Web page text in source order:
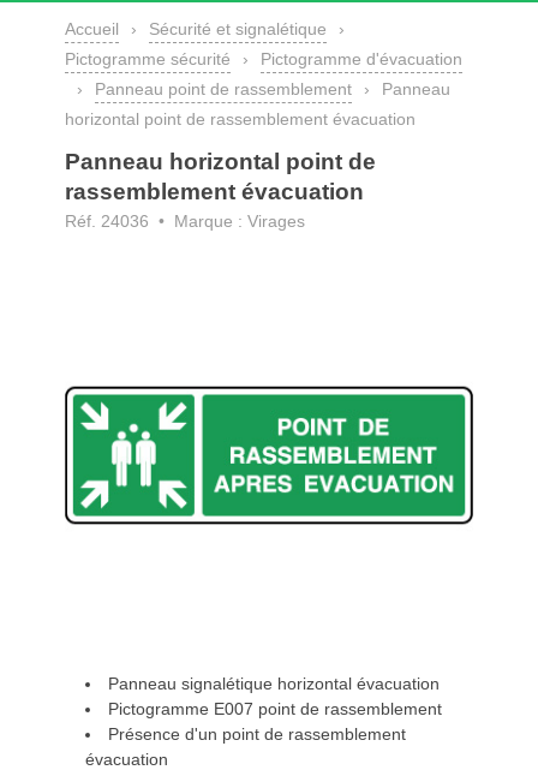
Accueil › Sécurité et signalétique
›
Pictogramme sécurité
›
Pictogramme d'évacuation
›
Panneau point de rassemblement ›
Panneau
horizontal point de rassemblement évacuation
Panneau horizontal point de
rassemblement évacuation
Réf. 24036 • Marque : Virages
Panneau signalétique horizontal évacuation
Pictogramme E007 point de rassemblement
Présence d'un point de rassemblement
évacuation